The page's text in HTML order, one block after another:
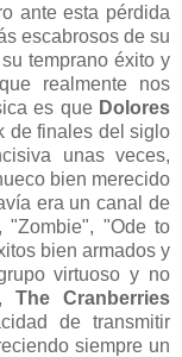
ante esta pérdida
escabrosos de su
temprano éxito y
realmente nos
es que Dolores
de finales del siglo
unas veces,
bien merecido
era un canal de
"Zombie", "Ode to
bien armados y
virtuoso y no
The Cranberries
de transmitir
siempre un